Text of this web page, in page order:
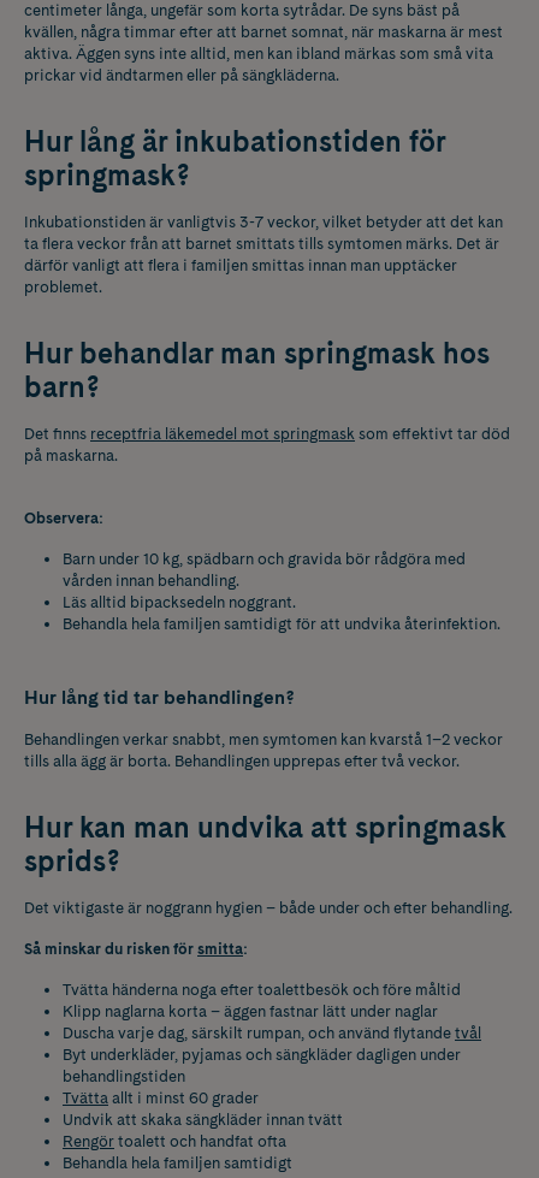
centimeter långa, ungefär som korta sytrådar. De syns bäst på
kvällen, några timmar efter att barnet somnat, när maskarna är mest
aktiva. Äggen syns inte alltid, men kan ibland märkas som små vita
prickar vid ändtarmen eller på sängkläderna.
Hur lång är inkubationstiden för
springmask?
Inkubationstiden är vanligtvis 3-7 veckor, vilket betyder att det kan
ta flera veckor från att barnet smittats tills symtomen märks. Det är
därför vanligt att flera i familjen smittas innan man upptäcker
problemet.
Hur behandlar man springmask hos
barn?
Det finns receptfria läkemedel mot springmask som effektivt tar död
på maskarna.
Observera:
Barn under 10 kg, spädbarn och gravida bör rådgöra med
vården innan behandling.
Läs alltid bipacksedeln noggrant.
Behandla hela familjen samtidigt för att undvika återinfektion.
Hur lång tid tar behandlingen?
Behandlingen verkar snabbt, men symtomen kan kvarstå 1–2 veckor
tills alla ägg är borta. Behandlingen upprepas efter två veckor.
Hur kan man undvika att springmask
sprids?
Det viktigaste är noggrann hygien – både under och efter behandling.
Så minskar du risken för smitta:
Tvätta händerna noga efter toalettbesök och före måltid
Klipp naglarna korta – äggen fastnar lätt under naglar
Duscha varje dag, särskilt rumpan, och använd flytande tvål
Byt underkläder, pyjamas och sängkläder dagligen under
behandlingstiden
Tvätta allt i minst 60 grader
Undvik att skaka sängkläder innan tvätt
Rengör toalett och handfat ofta
Behandla hela familjen samtidigt